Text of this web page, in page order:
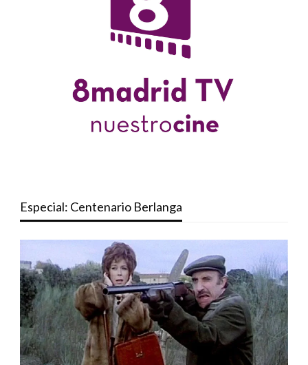
Especial: Centenario Berlanga